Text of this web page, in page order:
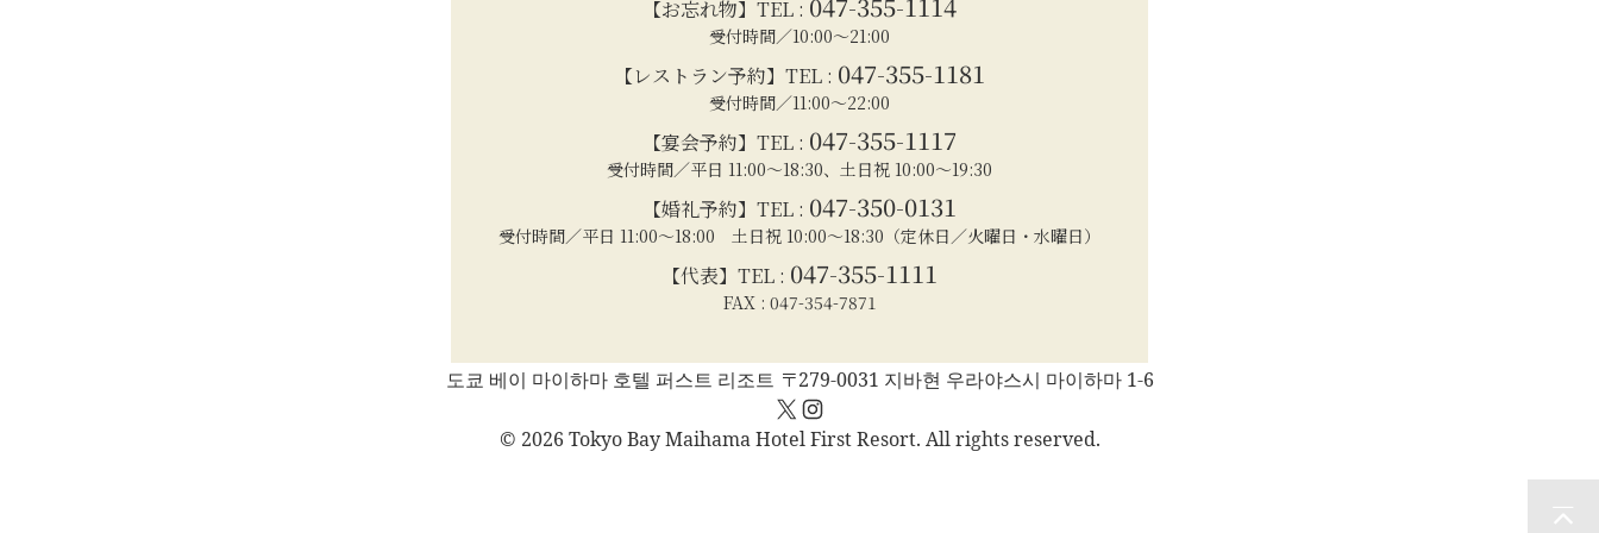
【お忘れ物】TEL :
受付時間／10:00～21:00
【レストラン予約】TEL : 047-355-1181
受付時間／11:00～22:00
【宴会予約】TEL : 047-355-1117
受付時間／平日 11:00～18:30、土日祝 10:00～19:30
【婚礼予約】TEL : 047-350-0131
受付時間／平日 11:00～18:00 土日祝 10:00～18:30（定休日／火曜日・水曜日）
【代表】TEL : 047-355-1111
FAX : 047-354-7871
도쿄 베이 마이하마 호텔 퍼스트 리조트 〒279-0031 지바현 우라야스시 마이하마 1-6
X Instagram
© 2026 Tokyo Bay Maihama Hotel First Resort. All rights reserved.